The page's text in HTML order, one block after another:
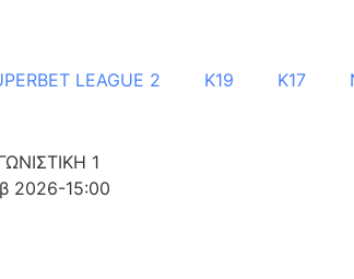
LEAGUE 2 Κ19 Κ17
1
2026-15:00